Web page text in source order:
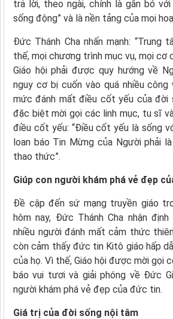
trả lời, theo ngài, chính là gắn bó với
sống động” và là nền tảng của mọi
Đức Thánh Cha nhấn mạnh: “Trung
thế, mọi chương trình mục vụ, mọi cơ
Giáo hội phải được quy hướng về
nguy cơ bị cuốn vào quá nhiều
mức đánh mất điều cốt yếu của đời
đặc biệt mời gọi các linh mục, tu sĩ
điều cốt yếu: “Điều cốt yếu là sống
loan báo Tin Mừng của Người phải
thao thức”.
Giúp con người khám phá vẻ đẹp
Đề cập đến sứ mạng truyền giáo
hôm nay, Đức Thánh Cha nhận
nhiều người đánh mất cảm thức
còn cảm thấy đức tin Kitô giáo hấp
của họ. Vì thế, Giáo hội được mời gọi
báo vui tươi và giải phóng về Đức
người khám phá vẻ đẹp của đức tin.
Giá trị của đời sống nội tâm